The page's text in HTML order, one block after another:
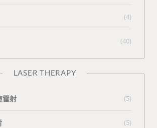
(4)
(40)
LASER THERAPY
雷射 (5)
(5)